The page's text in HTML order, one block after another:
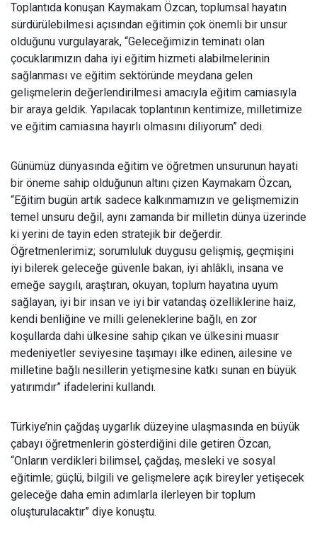
Toplantıda konuşan Kaymakam Özcan, toplumsal hayatın
sürdürülebilmesi açısından eğitimin çok önemli bir unsur
olduğunu vurgulayarak, “Geleceğimizin teminatı olan
çocuklarımızın daha iyi eğitim hizmeti alabilmelerinin
sağlanması ve eğitim sektöründe meydana gelen
gelişmelerin değerlendirilmesi amacıyla eğitim camiasıyla
bir araya geldik. Yapılacak toplantının kentimize, milletimize
ve eğitim camiasına hayırlı olmasını diliyorum” dedi.
Günümüz dünyasında eğitim ve öğretmen unsurunun hayati
bir öneme sahip olduğunun altını çizen Kaymakam Özcan,
“Eğitim bugün artık sadece kalkınmamızın ve gelişmemizin
temel unsuru değil, aynı zamanda bir milletin dünya üzerinde
ki yerini de tayin eden stratejik bir değerdir.
Öğretmenlerimiz; sorumluluk duygusu gelişmiş, geçmişini
iyi bilerek geleceğe güvenle bakan, iyi ahlâklı, insana ve
emeğe saygılı, araştıran, okuyan, toplum hayatına uyum
sağlayan, iyi bir insan ve iyi bir vatandaş özelliklerine haiz,
kendi benliğine ve milli geleneklerine bağlı, en zor
koşullarda dahi ülkesine sahip çıkan ve ülkesini muasır
medeniyetler seviyesine taşımayı ilke edinen, ailesine ve
milletine bağlı nesillerin yetişmesine katkı sunan en büyük
yatırımdır” ifadelerini kullandı.
Türkiye’nin çağdaş uygarlık düzeyine ulaşmasında en büyük
çabayı öğretmenlerin gösterdiğini dile getiren Özcan,
“Onların verdikleri bilimsel, çağdaş, mesleki ve sosyal
eğitimle; güçlü, bilgili ve gelişmelere açık bireyler yetişecek
geleceğe daha emin adımlarla ilerleyen bir toplum
oluşturulacaktır” diye konuştu.